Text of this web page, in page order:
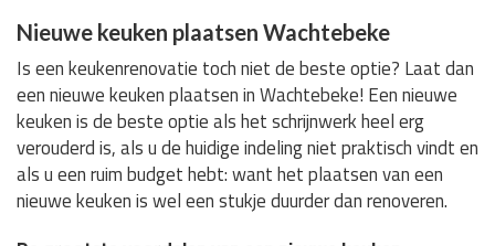
Nieuwe keuken plaatsen Wachtebeke
Is een keukenrenovatie toch niet de beste optie? Laat dan
een nieuwe keuken plaatsen in Wachtebeke! Een nieuwe
keuken is de beste optie als het schrijnwerk heel erg
verouderd is, als u de huidige indeling niet praktisch vindt en
als u een ruim budget hebt: want het plaatsen van een
nieuwe keuken is wel een stukje duurder dan renoveren.